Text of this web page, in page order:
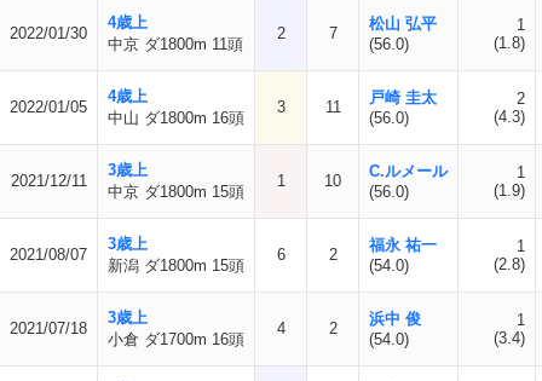
2022/01/30
4歳上
中京 ダ1800m 11頭
2 7
松山 弘平
(56.0)
1
(1.8)
2022/01/05
4歳上
中山 ダ1800m 16頭
3 11
戸崎 圭太
(56.0)
2
(4.3)
2021/12/11
3歳上
中京 ダ1800m 15頭
1 10
C.ルメール
(56.0)
1
(1.9)
2021/08/07
3歳上
新潟 ダ1800m 15頭
6 2
福永 祐一
(54.0)
1
(2.8)
2021/07/18
3歳上
小倉 ダ1700m 16頭
4 2
浜中 俊
(54.0)
1
(3.4)